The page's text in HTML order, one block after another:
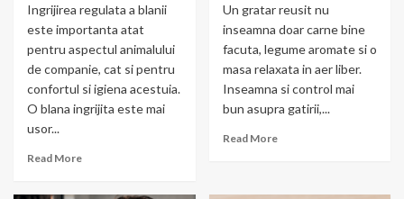
Ingrijirea regulata a blanii
este importanta atat
pentru aspectul animalului
de companie, cat si pentru
confortul si igiena acestuia.
O blana ingrijita este mai
usor...
Read More
Un gratar reusit nu
inseamna doar carne bine
facuta, legume aromate si o
masa relaxata in aer liber.
Inseamna si control mai
bun asupra gatirii,...
Read More